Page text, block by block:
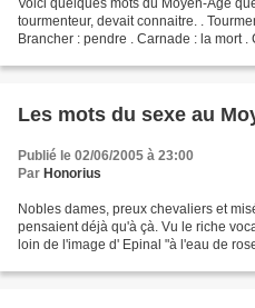
Voici quelques mots du Moyen-Age
tourmenteur, devait connaitre. .
Brancher : pendre . Carnade : la mort
Publié le 02/06/2005 à 23:00
Par Honorius
Nobles dames, preux chevaliers et
pensaient déjà qu'à çà. Vu le riche
loin de l'image d' Epinal "à l'eau de